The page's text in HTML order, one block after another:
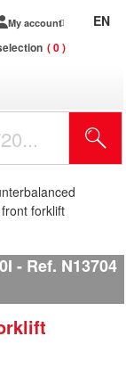
My account
0
EN
forklift
Ref. N13704